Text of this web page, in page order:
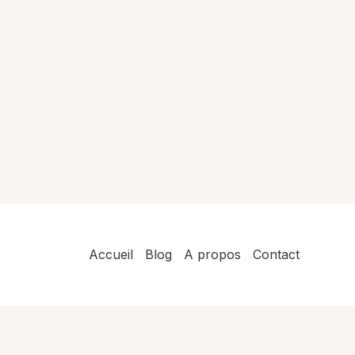
Accueil Blog A propos Contact